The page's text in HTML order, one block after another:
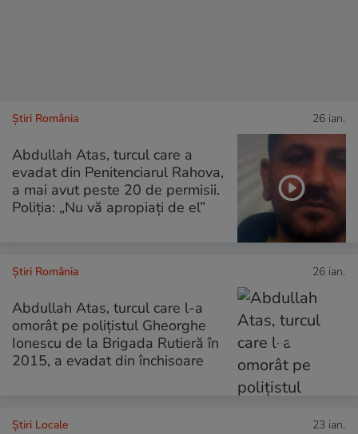
Știri România 26 ian.
Abdullah Atas, turcul care a
evadat din Penitenciarul Rahova,
a mai avut peste 20 de permisii.
Poliția: „Nu vă apropiați de el”
Știri România 26 ian.
Abdullah Atas, turcul care l-a
omorât pe polițistul Gheorghe
Ionescu de la Brigada Rutieră în
2015, a evadat din închisoare
Știri Locale 23 ian.